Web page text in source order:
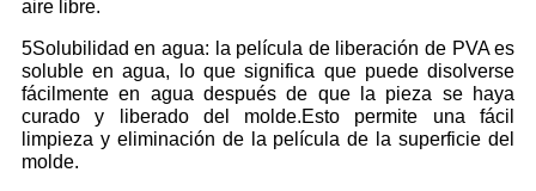
aire libre.
5Solubilidad en agua: la película de liberación de PVA es
soluble en agua, lo que significa que puede disolverse
fácilmente en agua después de que la pieza se haya
curado y liberado del molde.Esto permite una fácil
limpieza y eliminación de la película de la superficie del
molde.